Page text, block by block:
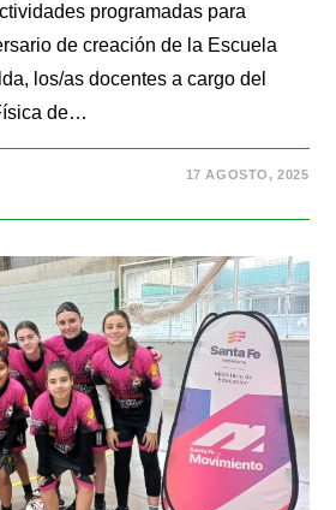
programadas para
de creación de la Escuela
los/as docentes a cargo del
de…
17 AGOSTO, 2025